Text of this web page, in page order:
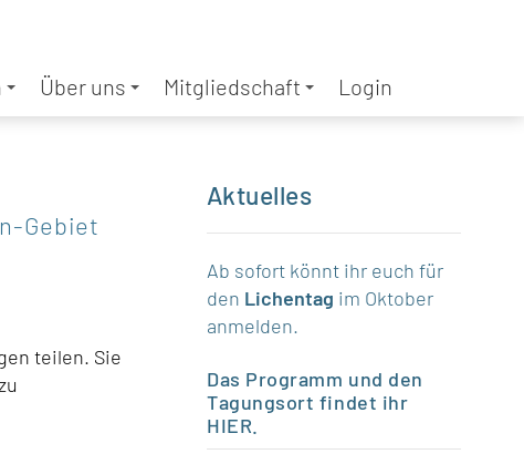
Über uns Mitgliedschaft Login
Aktuelles
Ab sofort könnt ihr euch für
den Lichentag im Oktober
anmelden.
Das Programm und den
Tagungsort findet ihr
HIER
Gebiet
teilen. Sie